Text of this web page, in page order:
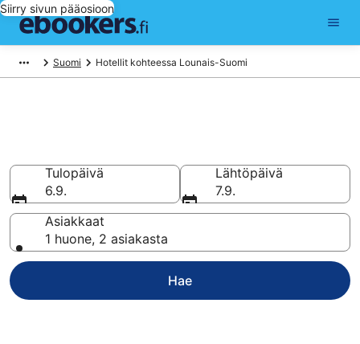
Siirry sivun pääosioon
Suomi Hotellit kohteessa Lounais-Suomi
Tulopäivä
6.9.
Lähtöpäivä
7.9.
Asiakkaat
1 huone, 2 asiakasta
Hae